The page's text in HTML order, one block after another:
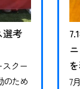
選考
クー
のため
7